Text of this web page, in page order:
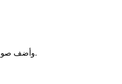
افتح مولد مكياج موصى به بالذكاء الاصطناعي من Story321 وأضف صورة سيلفي أو صورة شخصية. للحصول على أفضل النتائج، استخدم إضاءة متساوية ورؤية واضحة للعينين والشفاه.